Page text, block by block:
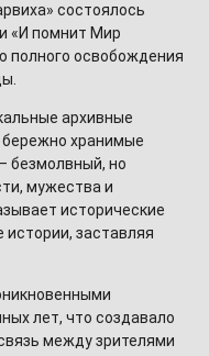
состоялось
«И помнит Мир
полного освобождения
архивные
хранимые
безмолвный, но
мужества и
исторические
заставляя
лет, что создавало
между зрителями